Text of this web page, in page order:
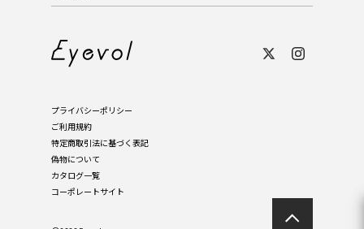
プライバシーポリシー
ご利用規約
特定商取引法に基づく表記
偽物について
カタログ一覧
コーポレートサイト